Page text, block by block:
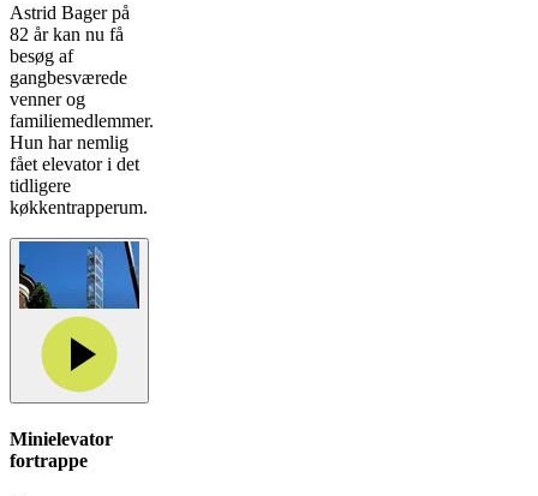
Astrid Bager på
82 år kan nu få
besøg af
gangbesværede
venner og
familiemedlemmer.
Hun har nemlig
fået elevator i det
tidligere
køkkentrapperum.
Minielevator
fortrappe